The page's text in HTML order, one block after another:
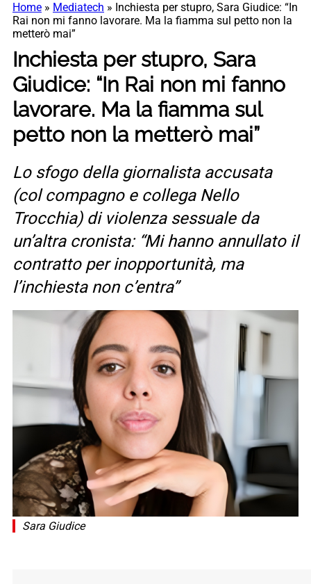
Home » Mediatech » Inchiesta per stupro, Sara Giudice: “In
Rai non mi fanno lavorare. Ma la fiamma sul petto non la
metterò mai”
Inchiesta per stupro, Sara
Giudice: “In Rai non mi fanno
lavorare. Ma la fiamma sul
petto non la metterò mai”
Lo sfogo della giornalista accusata
(col compagno e collega Nello
Trocchia) di violenza sessuale da
un’altra cronista: “Mi hanno annullato il
contratto per inopportunità, ma
l’inchiesta non c’entra”
Sara Giudice